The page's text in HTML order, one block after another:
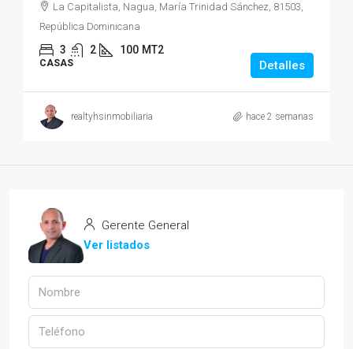
La Capitalista, Nagua, María Trinidad Sánchez, 81503,
República Dominicana
3 2 100 MT2
CASAS Detalles
realtyhsinmobiliaria hace 2 semanas
Gerente General
Ver listados